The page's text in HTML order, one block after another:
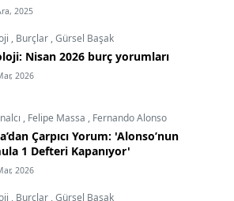
2025
, Burçlar ,Gürsel Başak
Nisan 2026 burç yorumları
2026
, Felipe Massa , Fernando Alonso
Çarpıcı Yorum: 'Alonso’nun
1 Defteri Kapanıyor'
2026
, Burçlar ,Gürsel Başak